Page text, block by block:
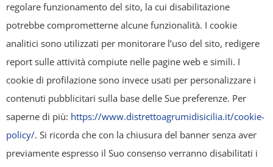
grafica ed il layout) sono di proprietà del "Distretto Produttivo Agrumi di
Sicilia" e tutelati dal diritto d’autore. È pertanto vietato copiarli,
pubblicarli, riscriverli, commercializzarli, distribuirli, anche soltanto in
parte. Tutti i documenti presenti su questo sito, disponibili gratuitamente
per il download, sono da intendere esclusivamente per uso personale.
Possono essere ridistribuiti, sempre gratuitamente e senza alcun fine
forma (testi, immagini, grafica, layout), mantenendo chiaramente
regolare funzionamento del sito, la cui disabilitazione
potrebbe comprometterne alcune funzionalità. I cookie
analitici sono utilizzati per monitorare l’uso del sito, redigere
report sulle attività compiute nelle pagine web e simili. I
cookie di profilazione sono invece usati per personalizzare i
contenuti pubblicitari sulla base delle Sue preferenze. Per
saperne di più: https://www.distrettoagrumidisicilia.it/cookie-
policy/. Si ricorda che con la chiusura del banner senza aver
previamente espresso il Suo consenso verranno disabilitati i